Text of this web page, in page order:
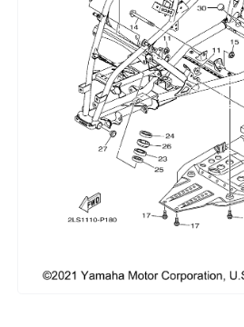
Топливная
Тормозная
Трансмиссия
Управление